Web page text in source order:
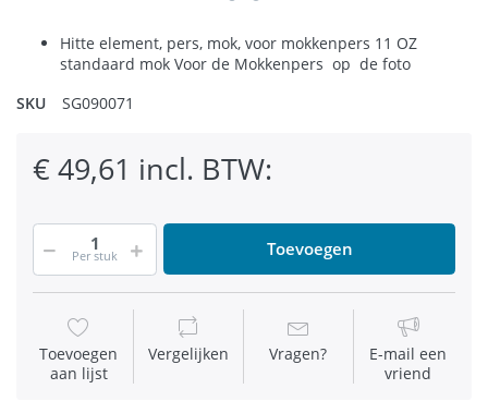
Hitte element, pers, mok, voor mokkenpers 11 OZ
standaard mok Voor de Mokkenpers op de foto
SKU
SG090071
€ 49,61 incl. BTW:
Per stuk Toevoegen
Toevoegen
aan lijst
Vergelijken Vragen?
E-mail een
vriend